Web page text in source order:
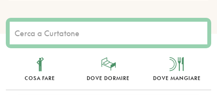
COSA FARE DOVE DORMIRE DOVE MANGIARE